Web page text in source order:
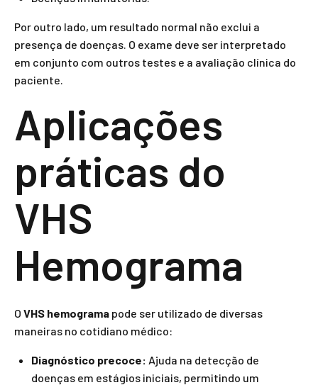
Por outro lado, um resultado normal não exclui a
presença de doenças. O exame deve ser interpretado
em conjunto com outros testes e a avaliação clínica do
paciente.
Aplicações
práticas do
VHS
Hemograma
O VHS hemograma pode ser utilizado de diversas
maneiras no cotidiano médico:
Diagnóstico precoce: Ajuda na detecção de
doenças em estágios iniciais, permitindo um